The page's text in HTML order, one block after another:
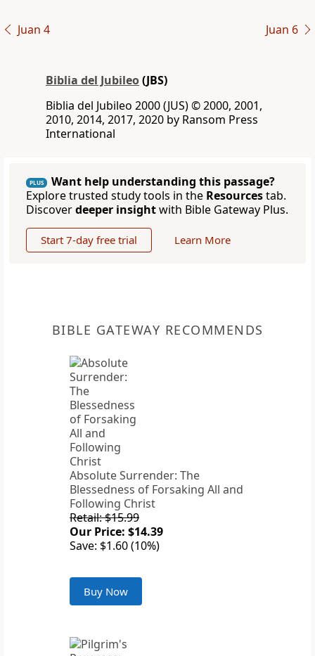
Juan 4 Juan 6
Biblia del Jubileo(JBS)
Biblia del Jubileo 2000 (JUS) © 2000, 2001,
2010, 2014, 2017, 2020 by Ransom Press
International
PLUS
Want help understanding this passage?
Explore trusted study tools in the Resourcestab.
Discoverdeeper insightwith Bible Gateway Plus.
Start 7-day free trial Learn More
BIBLE GATEWAY RECOMMENDS
Absolute Surrender: The
Blessedness of Forsaking All and
Following Christ
Retail: $15.99
Our Price: $14.39
Save: $1.60 (10%)
Buy Now